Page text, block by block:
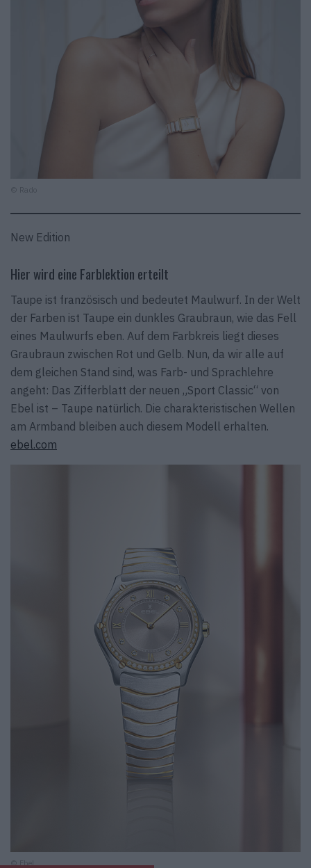
© Rado
New Edition
Hier wird eine Farblektion erteilt
Taupe ist französisch und bedeutet Maulwurf. In der Welt
der Farben ist Taupe ein dunkles Graubraun, wie das Fell
eines Maulwurfs eben. Auf dem Farbkreis liegt dieses
Graubraun zwischen Rot und Gelb. Nun, da wir alle auf
dem gleichen Stand sind, was Farb- und Sprachlehre
angeht: Das Zifferblatt der neuen „Sport Classic“ von
Ebel ist – Taupe natürlich. Die charakteristischen Wellen
am Armband bleiben auch diesem Modell erhalten.
ebel.com
© Ebel